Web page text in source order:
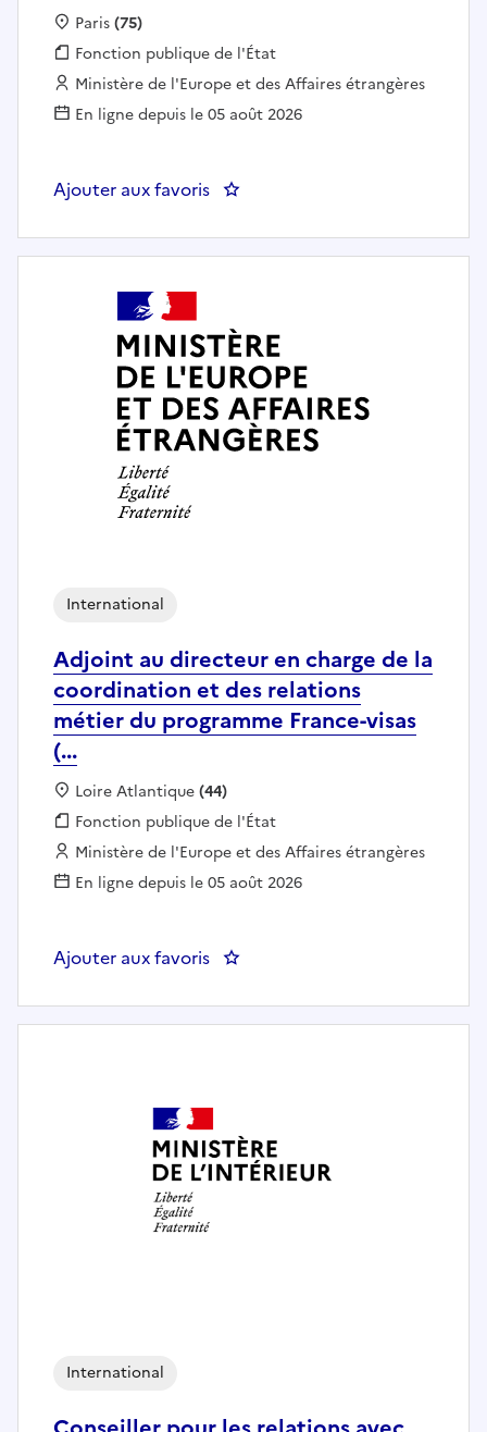
Localisation :
Paris(75)
Fonction publique :
Fonction publique de l'État
Employeur :
Ministère de l'Europe et des Affaires étrangères
En ligne depuis le 05 août 2026
Ajouter aux favoris : CHARGEE/CHARGE DE
Adjoint au directeur en charge de la
coordination et des relations
métier du programme France-visas
(...
International
Localisation :
Loire Atlantique(44)
Fonction publique :
Fonction publique de l'État
Employeur :
Ministère de l'Europe et des Affaires étrangères
En ligne depuis le 05 août 2026
Ajouter aux favoris : Adjoint au directeur en
International